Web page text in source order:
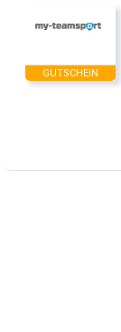
GUTSCHEIN